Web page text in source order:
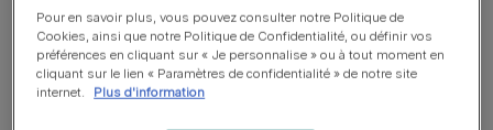
compagnon
Temps de lecture : 5 min
Symptômes et maladies du chat
Problèmes rénaux chez le chat :
Pour en savoir plus, vous pouvez consulter notre Politique de
Cookies, ainsi que notre Politique de Confidentialité, ou définir vos
préférences en cliquant sur « Je personnalise » ou à tout moment en
cliquant sur le lien « Paramètres de confidentialité » de notre site
internet.
Plus d'information